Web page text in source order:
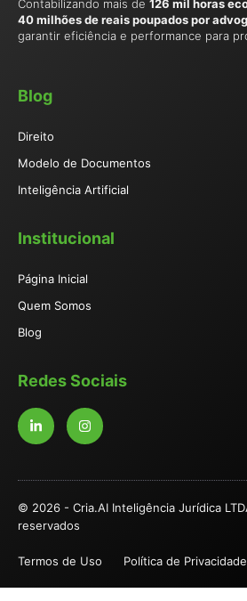
Contabilizando mais de 126 mil horas
40 milhões de reais poupados por
garantir eficiência e performance para
Blog
Direito
Modelo de Documentos
Inteligência Artificial
Institucional
Página Inicial
Quem Somos
Blog
Redes Sociais
© 2026 - Cria.AI Inteligência Jurídica
reservados
Termos de Uso Política de Privacidade